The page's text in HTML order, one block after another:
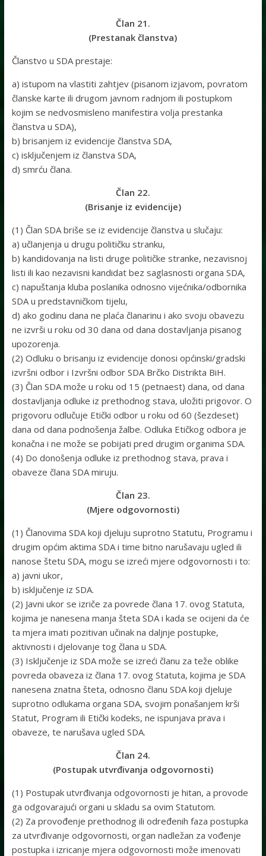
Član 21.
(Prestanak članstva)
Članstvo u SDA prestaje:
a) istupom na vlastiti zahtjev (pisanom izjavom, povratom
članske karte ili drugom javnom radnjom ili postupkom
kojim se nedvosmisleno manifestira volja prestanka
članstva u SDA),
b) brisanjem iz evidencije članstva SDA,
c) isključenjem iz članstva SDA,
d) smrću člana.
Član 22.
(Brisanje iz evidencije)
(1) Član SDA briše se iz evidencije članstva u slučaju:
a) učlanjenja u drugu političku stranku,
b) kandidovanja na listi druge političke stranke, nezavisnoj
listi ili kao nezavisni kandidat bez saglasnosti organa SDA,
c) napuštanja kluba poslanika odnosno vijećnika/odbornika
SDA u predstavničkom tijelu,
d) ako godinu dana ne plaća članarinu i ako svoju obavezu
ne izvrši u roku od 30 dana od dana dostavljanja pisanog
upozorenja.
(2) Odluku o brisanju iz evidencije donosi općinski/gradski
izvršni odbor i Izvršni odbor SDA Brčko Distrikta BiH.
(3) Član SDA može u roku od 15 (petnaest) dana, od dana
dostavljanja odluke iz prethodnog stava, uložiti prigovor. O
prigovoru odlučuje Etički odbor u roku od 60 (šezdeset)
dana od dana podnošenja žalbe. Odluka Etičkog odbora je
konačna i ne može se pobijati pred drugim organima SDA.
(4) Do donošenja odluke iz prethodnog stava, prava i
obaveze člana SDA miruju.
Član 23.
(Mjere odgovornosti)
(1) Članovima SDA koji djeluju suprotno Statutu, Programu i
drugim općim aktima SDA i time bitno narušavaju ugled ili
nanose štetu SDA, mogu se izreći mjere odgovornosti i to:
a) javni ukor,
b) isključenje iz SDA.
(2) Javni ukor se izriče za povrede člana 17. ovog Statuta,
kojima je nanesena manja šteta SDA i kada se ocijeni da će
ta mjera imati pozitivan učinak na daljnje postupke,
aktivnosti i djelovanje tog člana u SDA.
(3) Isključenje iz SDA može se izreći članu za teže oblike
povreda obaveza iz člana 17. ovog Statuta, kojima je SDA
nanesena znatna šteta, odnosno članu SDA koji djeluje
suprotno odlukama organa SDA, svojim ponašanjem krši
Statut, Program ili Etički kodeks, ne ispunjava prava i
obaveze, te narušava ugled SDA.
Član 24.
(Postupak utvrđivanja odgovornosti)
(1) Postupak utvrđivanja odgovornosti je hitan, a provode
ga odgovarajući organi u skladu sa ovim Statutom.
(2) Za provođenje prethodnog ili određenih faza postupka
za utvrđivanje odgovornosti, organ nadležan za vođenje
postupka i izricanje mjera odgovornosti može imenovati